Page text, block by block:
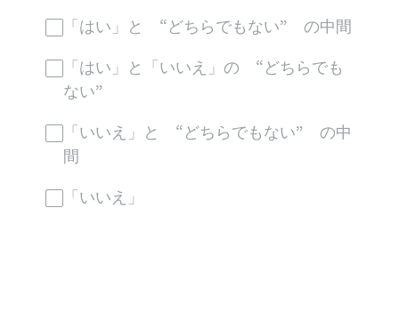
「はい」と “どちらでもない” の中間
「はい」と「いいえ」の “どちらでも
ない”
「いいえ」と “どちらでもない” の中
間
「いいえ」